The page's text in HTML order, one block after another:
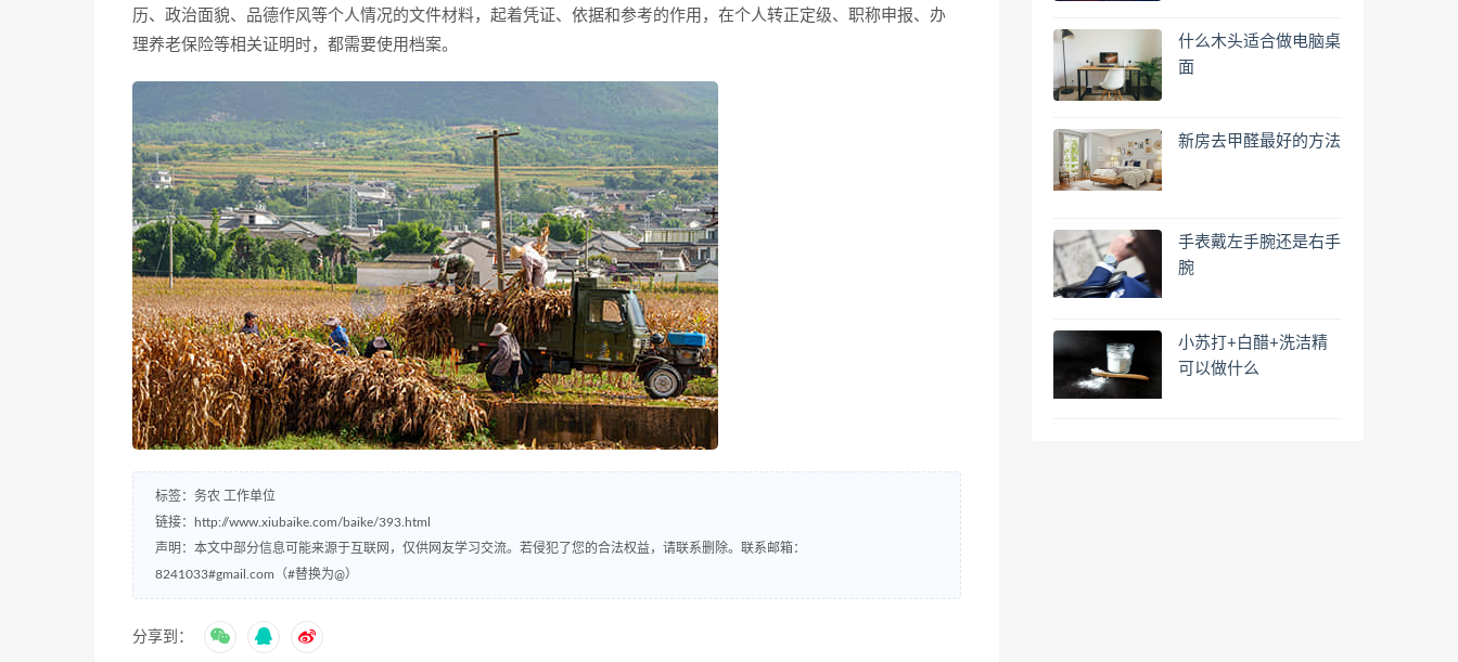
历、政治面貌、品德作风等个人情况的文件材料，起着凭证、依据和参考的作用，在个人转正定级、职称申报、办
理养老保险等相关证明时，都需要使用档案。
标签： 务农
工作单位
链接：
http://www.xiubaike.com/baike/393.html
声明：本文中部分信息可能来源于互联网，仅供网友学习交流。若侵犯了您的合法权益，请联系删除。联系邮箱：
8241033#gmail.com（#替换为@）
分享到：
什么木头适合做电脑桌
面
新房去甲醛最好的方法
手表戴左手腕还是右手
腕
小苏打+白醋+洗洁精
可以做什么